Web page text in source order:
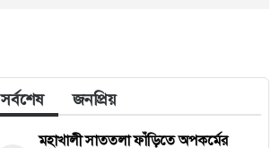
সর্বশেষ জনপ্রিয়
মহাখালী সাততলা ফাঁড়িতে অপকর্মের